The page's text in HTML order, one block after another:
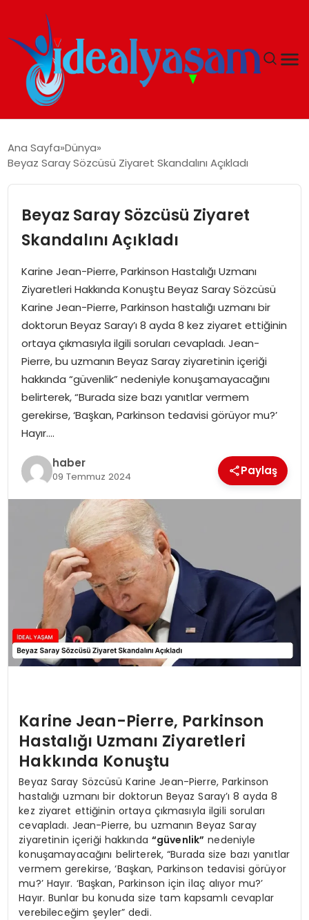
GÜNDEM
EKONOMI
İDEAL YAŞAM
İDEAL SPOR
YAŞAM
MAGAZIN
SAĞLIK
SOSYAL HABER
Ana Sayfa Dünya
Beyaz Saray Sözcüsü Ziyaret Skandalını Açıkladı
Beyaz Saray Sözcüsü Ziyaret
Skandalını Açıkladı
Karine Jean-Pierre, Parkinson Hastalığı Uzmanı
Ziyaretleri Hakkında Konuştu Beyaz Saray Sözcüsü
Karine Jean-Pierre, Parkinson hastalığı uzmanı bir
doktorun Beyaz Saray’ı 8 ayda 8 kez ziyaret ettiğinin
ortaya çıkmasıyla ilgili soruları cevapladı. Jean-
Pierre, bu uzmanın Beyaz Saray ziyaretinin içeriği
hakkında “güvenlik” nedeniyle konuşamayacağını
belirterek, “Burada size bazı yanıtlar vermem
gerekirse, ‘Başkan, Parkinson tedavisi görüyor mu?’
Hayır….
haber
09 Temmuz 2024 Paylaş
Karine Jean-Pierre, Parkinson
Hastalığı Uzmanı Ziyaretleri
Hakkında Konuştu
Beyaz Saray Sözcüsü Karine Jean-Pierre, Parkinson
hastalığı uzmanı bir doktorun Beyaz Saray’ı 8 ayda 8
kez ziyaret ettiğinin ortaya çıkmasıyla ilgili soruları
cevapladı. Jean-Pierre, bu uzmanın Beyaz Saray
ziyaretinin içeriği hakkında “güvenlik” nedeniyle
konuşamayacağını belirterek, “Burada size bazı yanıtlar
vermem gerekirse, ‘Başkan, Parkinson tedavisi görüyor
mu?’ Hayır. ‘Başkan, Parkinson için ilaç alıyor mu?’
Hayır. Bunlar bu konuda size tam kapsamlı cevaplar
verebileceğim şeyler” dedi.